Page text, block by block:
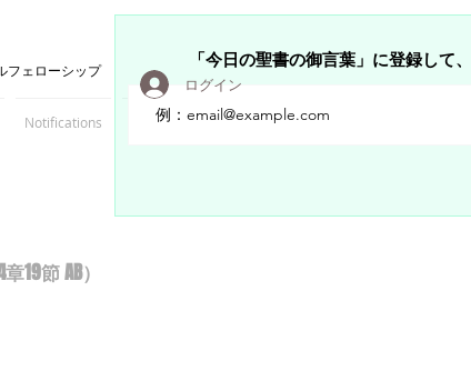
フェローシップ
Notifications Members
「今日の聖書の御言葉」に登録して
ログイン
節 AB）